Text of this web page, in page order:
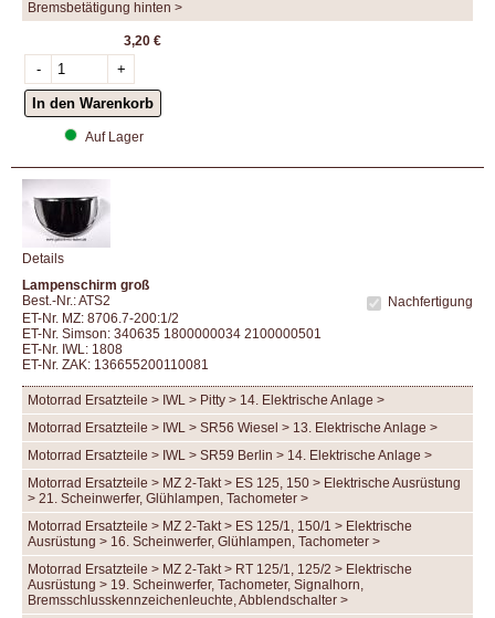
Bremsbetätigung hinten >
3,20 €
Auf Lager
Details
Lampenschirm groß
Nachfertigung
Best.-Nr.: ATS2
ET-Nr. MZ: 8706.7-200:1/2
ET-Nr. Simson: 340635 1800000034 2100000501
ET-Nr. IWL: 1808
ET-Nr. ZAK: 136655200110081
Motorrad Ersatzteile > IWL > Pitty > 14. Elektrische Anlage >
Motorrad Ersatzteile > IWL > SR56 Wiesel > 13. Elektrische Anlage >
Motorrad Ersatzteile > IWL > SR59 Berlin > 14. Elektrische Anlage >
Motorrad Ersatzteile > MZ 2-Takt > ES 125, 150 > Elektrische Ausrüstung
> 21. Scheinwerfer, Glühlampen, Tachometer >
Motorrad Ersatzteile > MZ 2-Takt > ES 125/1, 150/1 > Elektrische
Ausrüstung > 16. Scheinwerfer, Glühlampen, Tachometer >
Motorrad Ersatzteile > MZ 2-Takt > RT 125/1, 125/2 > Elektrische
Ausrüstung > 19. Scheinwerfer, Tachometer, Signalhorn,
Bremsschlusskennzeichenleuchte, Abblendschalter >